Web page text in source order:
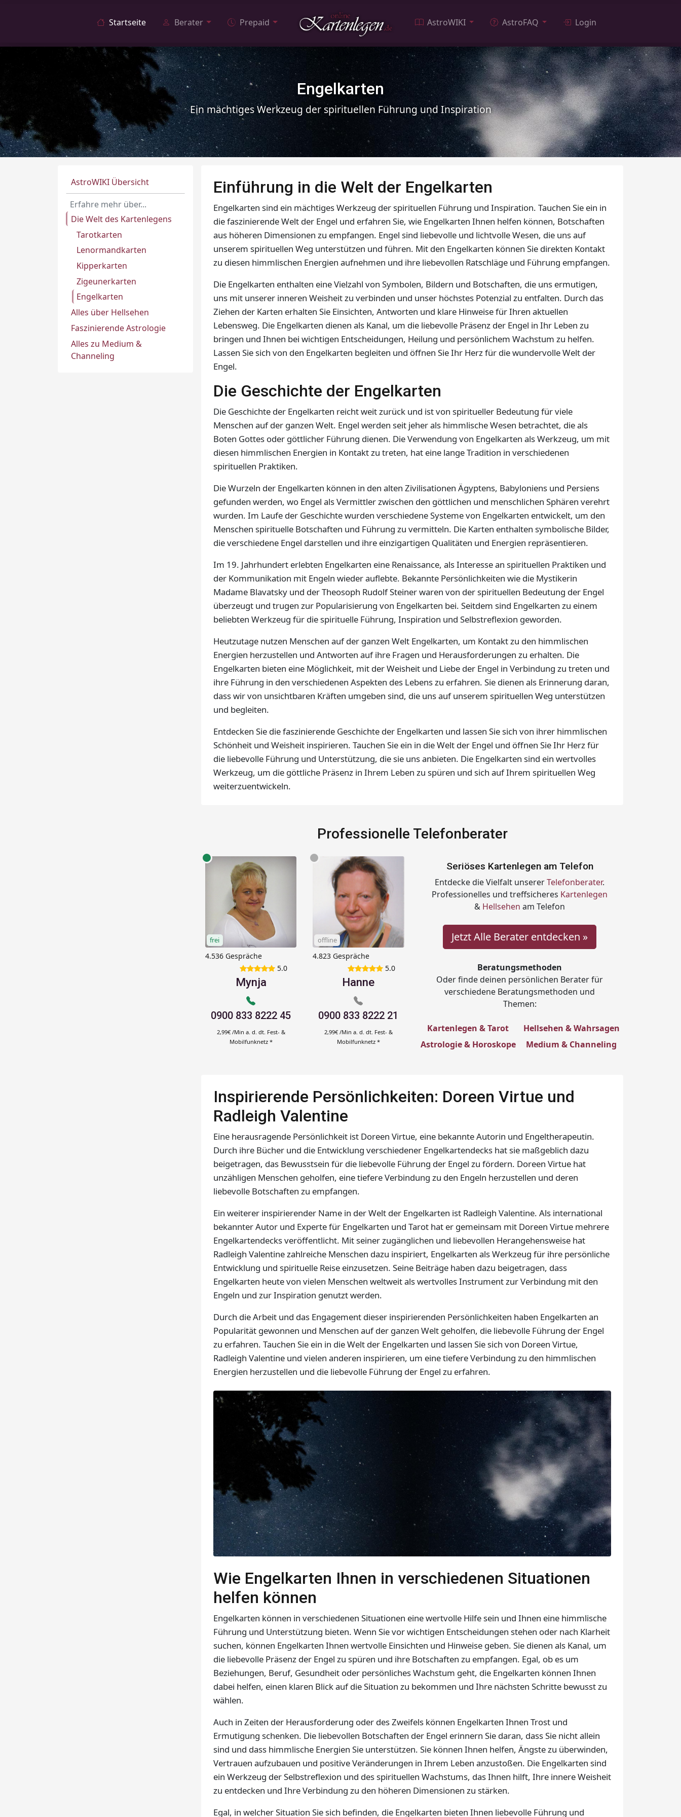
Startseite Berater Prepaid AstroWIKI AstroFAQ Login
Engelkarten
Ein mächtiges Werkzeug der spirituellen Führung und Inspiration
AstroWIKI Übersicht
Erfahre mehr über...
Die Welt des Kartenlegens
Tarotkarten
Lenormandkarten
Kipperkarten
Zigeunerkarten
Engelkarten
Alles über Hellsehen
Faszinierende Astrologie
Alles zu Medium &
Channeling
Einführung in die Welt der Engelkarten
Engelkarten sind ein mächtiges Werkzeug der spirituellen Führung und Inspiration. Tauchen Sie ein in
die faszinierende Welt der Engel und erfahren Sie, wie Engelkarten Ihnen helfen können, Botschaften
aus höheren Dimensionen zu empfangen. Engel sind liebevolle und lichtvolle Wesen, die uns auf
unserem spirituellen Weg unterstützen und führen. Mit den Engelkarten können Sie direkten Kontakt
zu diesen himmlischen Energien aufnehmen und ihre liebevollen Ratschläge und Führung empfangen.
Die Engelkarten enthalten eine Vielzahl von Symbolen, Bildern und Botschaften, die uns ermutigen,
uns mit unserer inneren Weisheit zu verbinden und unser höchstes Potenzial zu entfalten. Durch das
Ziehen der Karten erhalten Sie Einsichten, Antworten und klare Hinweise für Ihren aktuellen
Lebensweg. Die Engelkarten dienen als Kanal, um die liebevolle Präsenz der Engel in Ihr Leben zu
bringen und Ihnen bei wichtigen Entscheidungen, Heilung und persönlichem Wachstum zu helfen.
Lassen Sie sich von den Engelkarten begleiten und öffnen Sie Ihr Herz für die wundervolle Welt der
Engel.
Die Geschichte der Engelkarten
Die Geschichte der Engelkarten reicht weit zurück und ist von spiritueller Bedeutung für viele
Menschen auf der ganzen Welt. Engel werden seit jeher als himmlische Wesen betrachtet, die als
Boten Gottes oder göttlicher Führung dienen. Die Verwendung von Engelkarten als Werkzeug, um mit
diesen himmlischen Energien in Kontakt zu treten, hat eine lange Tradition in verschiedenen
spirituellen Praktiken.
Die Wurzeln der Engelkarten können in den alten Zivilisationen Ägyptens, Babyloniens und Persiens
gefunden werden, wo Engel als Vermittler zwischen den göttlichen und menschlichen Sphären verehrt
wurden. Im Laufe der Geschichte wurden verschiedene Systeme von Engelkarten entwickelt, um den
Menschen spirituelle Botschaften und Führung zu vermitteln. Die Karten enthalten symbolische Bilder,
die verschiedene Engel darstellen und ihre einzigartigen Qualitäten und Energien repräsentieren.
Im 19. Jahrhundert erlebten Engelkarten eine Renaissance, als Interesse an spirituellen Praktiken und
der Kommunikation mit Engeln wieder auflebte. Bekannte Persönlichkeiten wie die Mystikerin
Madame Blavatsky und der Theosoph Rudolf Steiner waren von der spirituellen Bedeutung der Engel
überzeugt und trugen zur Popularisierung von Engelkarten bei. Seitdem sind Engelkarten zu einem
beliebten Werkzeug für die spirituelle Führung, Inspiration und Selbstreflexion geworden.
Heutzutage nutzen Menschen auf der ganzen Welt Engelkarten, um Kontakt zu den himmlischen
Energien herzustellen und Antworten auf ihre Fragen und Herausforderungen zu erhalten. Die
Engelkarten bieten eine Möglichkeit, mit der Weisheit und Liebe der Engel in Verbindung zu treten und
ihre Führung in den verschiedenen Aspekten des Lebens zu erfahren. Sie dienen als Erinnerung daran,
dass wir von unsichtbaren Kräften umgeben sind, die uns auf unserem spirituellen Weg unterstützen
und begleiten.
Entdecken Sie die faszinierende Geschichte der Engelkarten und lassen Sie sich von ihrer himmlischen
Schönheit und Weisheit inspirieren. Tauchen Sie ein in die Welt der Engel und öffnen Sie Ihr Herz für
die liebevolle Führung und Unterstützung, die sie uns anbieten. Die Engelkarten sind ein wertvolles
Werkzeug, um die göttliche Präsenz in Ihrem Leben zu spüren und sich auf Ihrem spirituellen Weg
weiterzuentwickeln.
Professionelle Telefonberater
frei
4.536 Gespräche
5.0
Mynja
0900 833 8222 45
2,99€ /Min a. d. dt. Fest- &
Mobilfunknetz *
offline
4.823 Gespräche
5.0
Hanne
0900 833 8222 21
2,99€ /Min a. d. dt. Fest- &
Mobilfunknetz *
Seriöses Kartenlegen am Telefon
Entdecke die Vielfalt unsererTelefonberater.
Professionelles und treffsicheres Kartenlegen
& Hellsehen am Telefon
Jetzt Alle Berater entdecken »
Beratungsmethoden
Oder finde deinen persönlichen Berater für
verschiedene Beratungsmethoden und
Themen:
Kartenlegen & Tarot
Hellsehen & Wahrsagen
Astrologie & Horoskope
Medium & Channeling
Inspirierende Persönlichkeiten: Doreen Virtue und
Radleigh Valentine
Eine herausragende Persönlichkeit ist Doreen Virtue, eine bekannte Autorin und Engeltherapeutin.
Durch ihre Bücher und die Entwicklung verschiedener Engelkartendecks hat sie maßgeblich dazu
beigetragen, das Bewusstsein für die liebevolle Führung der Engel zu fördern. Doreen Virtue hat
unzähligen Menschen geholfen, eine tiefere Verbindung zu den Engeln herzustellen und deren
liebevolle Botschaften zu empfangen.
Ein weiterer inspirierender Name in der Welt der Engelkarten ist Radleigh Valentine. Als international
bekannter Autor und Experte für Engelkarten und Tarot hat er gemeinsam mit Doreen Virtue mehrere
Engelkartendecks veröffentlicht. Mit seiner zugänglichen und liebevollen Herangehensweise hat
Radleigh Valentine zahlreiche Menschen dazu inspiriert, Engelkarten als Werkzeug für ihre persönliche
Entwicklung und spirituelle Reise einzusetzen. Seine Beiträge haben dazu beigetragen, dass
Engelkarten heute von vielen Menschen weltweit als wertvolles Instrument zur Verbindung mit den
Engeln und zur Inspiration genutzt werden.
Durch die Arbeit und das Engagement dieser inspirierenden Persönlichkeiten haben Engelkarten an
Popularität gewonnen und Menschen auf der ganzen Welt geholfen, die liebevolle Führung der Engel
zu erfahren. Tauchen Sie ein in die Welt der Engelkarten und lassen Sie sich von Doreen Virtue,
Radleigh Valentine und vielen anderen inspirieren, um eine tiefere Verbindung zu den himmlischen
Energien herzustellen und die liebevolle Führung der Engel zu erfahren.
Wie Engelkarten Ihnen in verschiedenen Situationen
helfen können
Engelkarten können in verschiedenen Situationen eine wertvolle Hilfe sein und Ihnen eine himmlische
Führung und Unterstützung bieten. Wenn Sie vor wichtigen Entscheidungen stehen oder nach Klarheit
suchen, können Engelkarten Ihnen wertvolle Einsichten und Hinweise geben. Sie dienen als Kanal, um
die liebevolle Präsenz der Engel zu spüren und ihre Botschaften zu empfangen. Egal, ob es um
Beziehungen, Beruf, Gesundheit oder persönliches Wachstum geht, die Engelkarten können Ihnen
dabei helfen, einen klaren Blick auf die Situation zu bekommen und Ihre nächsten Schritte bewusst zu
wählen.
Auch in Zeiten der Herausforderung oder des Zweifels können Engelkarten Ihnen Trost und
Ermutigung schenken. Die liebevollen Botschaften der Engel erinnern Sie daran, dass Sie nicht allein
sind und dass himmlische Energien Sie unterstützen. Sie können Ihnen helfen, Ängste zu überwinden,
Vertrauen aufzubauen und positive Veränderungen in Ihrem Leben anzustoßen. Die Engelkarten sind
ein Werkzeug der Selbstreflexion und des spirituellen Wachstums, das Ihnen hilft, Ihre innere Weisheit
zu entdecken und Ihre Verbindung zu den höheren Dimensionen zu stärken.
Egal, in welcher Situation Sie sich befinden, die Engelkarten bieten Ihnen liebevolle Führung und